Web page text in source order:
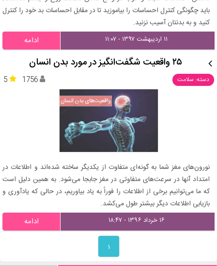
باید چگونگی کنترل احساسات را بیاموزید تا در مقابل احساسات بد خود را کنترل
کنید و به بدنتان آسیب نزنید.
۱۱ اردیبهشت ۱۳۹۷ - ۱۱:۰۷ ادامه
۲۵ واقعیت شگفت‌انگیز در مورد بدن انسان
دسته: سلامت 5 1756
نورون‌های مغز شما به گونه‌ای متفاوت از یکدیگر ساخته شده‌اند و اطلاعات در
امتداد آنها در سرعت‌های متفاوتی در مغز جابجا می‌شود. به همین دلیل است
که ما می‌توانیم برخی از اطلاعات را فوراً به یاد بیاوریم، در حالی که یادآوری و
بازیابی اطلاعات دیگر بیشتر طول می‌کشد.
۱۶ خرداد ۱۳۹۶ - ۱۸:۴۷ ادامه
۱